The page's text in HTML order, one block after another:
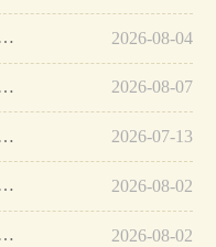
红利群多少钱一包新版 红利群香烟价格表图片硬… 2026-08-04
包 利群新版香烟种类及价格一览… 2026-08-07
钱一条 新版利群香烟种类及价格… 2026-07-13
利群休闲云端新版多少一包 新版休闲云端利群价格多少… 2026-08-02
包 新版利群价格表图片2025… 2026-08-02